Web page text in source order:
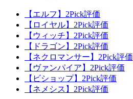
【エルフ】2Pick評価
【ロイヤル】2Pick評価
【ウィッチ】2Pick評価
【ドラゴン】2Pick評価
【ネクロマンサー】2Pick評価
【ヴァンパイア】2Pick評価
【ビショップ】2Pick評価
【ネメシス】2Pick評価